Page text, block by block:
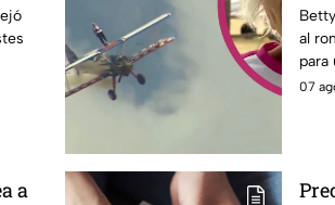
al
para
07
a